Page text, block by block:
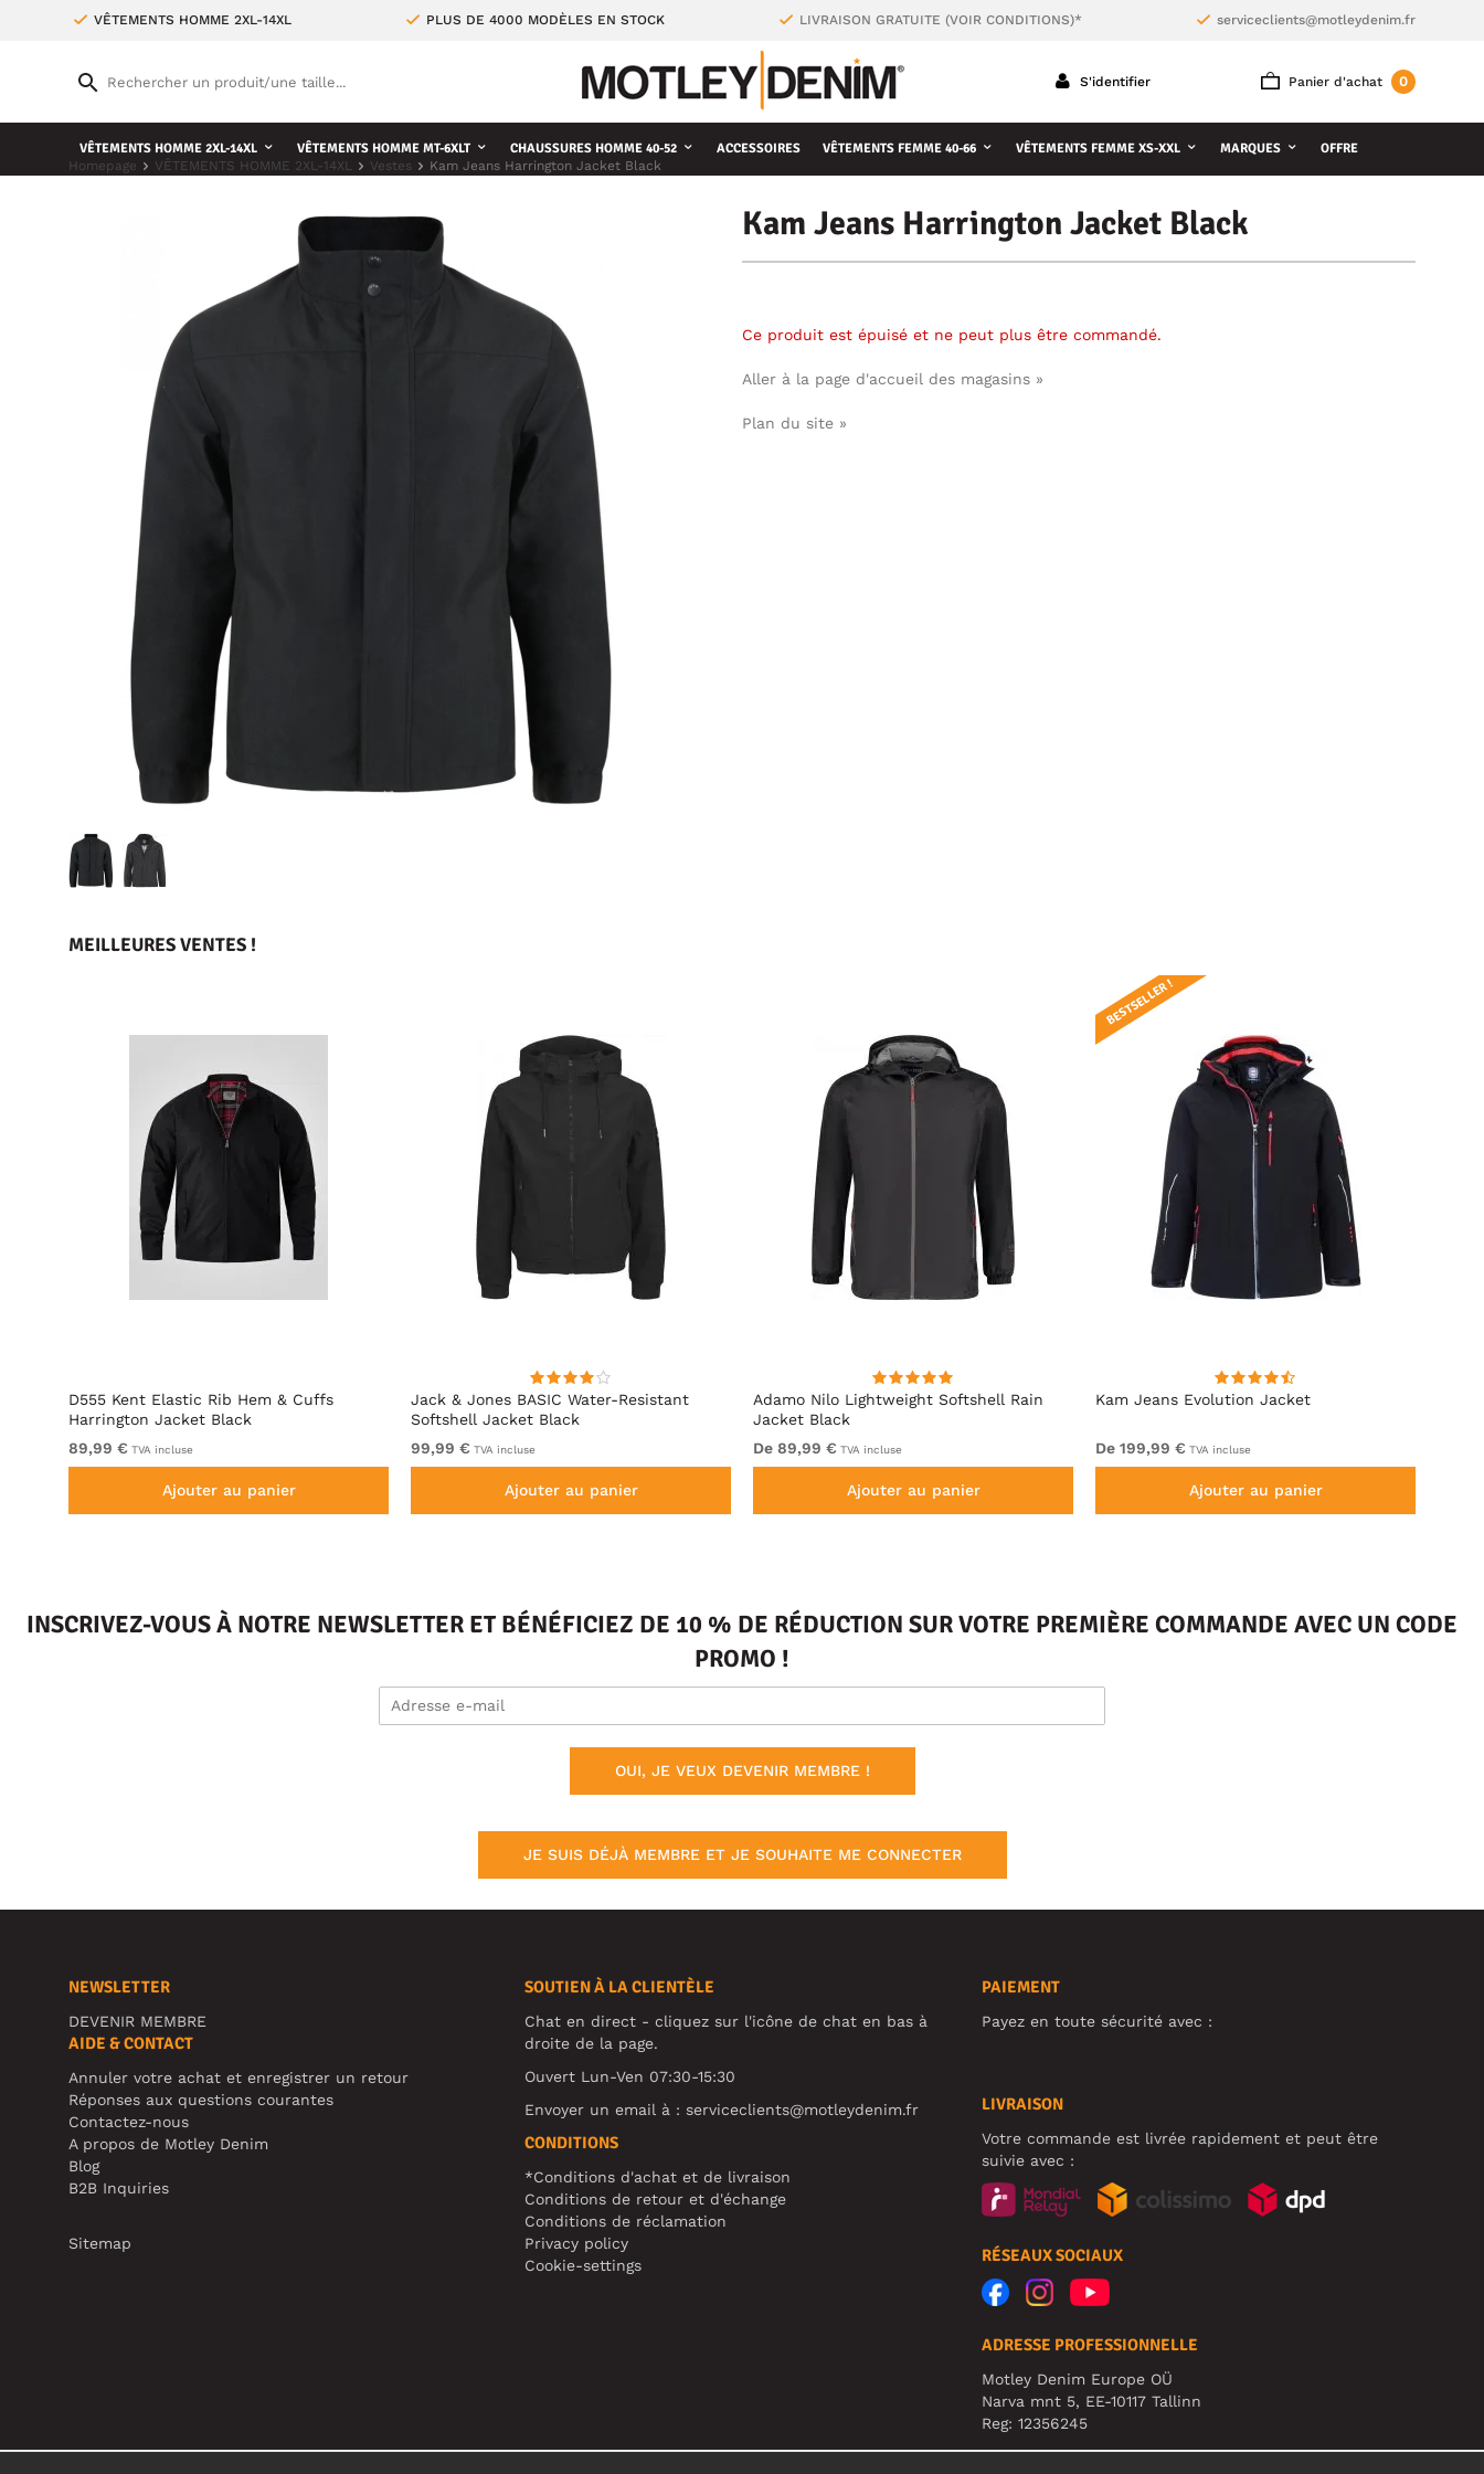
VÊTEMENTS HOMME 2XL-14XL PLUS DE 4000 MODÈLES EN STOCK LIVRAISON GRATUITE (VOIR CONDITIONS)* serviceclients@motleydenim.fr
Panier d'achat 0
S'identifier
VÊTEMENTS HOMME 2XL-14XL VÊTEMENTS HOMME MT-6XLT CHAUSSURES HOMME 40-52 ACCESSOIRES VÊTEMENTS FEMME 40-66 VÊTEMENTS FEMME XS-XXL MARQUES OFFRE
Homepage VÊTEMENTS HOMME 2XL-14XL Vestes Kam Jeans Harrington Jacket Black
Kam Jeans Harrington Jacket Black
Ce produit est épuisé et ne peut plus être commandé.
Aller à la page d'accueil des magasins »
Plan du site »
MEILLEURES VENTES !
D555 Kent Elastic Rib Hem & Cuffs
Harrington Jacket Black
89,99 € TVA incluse
Ajouter au panier
Jack & Jones BASIC Water-Resistant
Softshell Jacket Black
99,99 € TVA incluse
Ajouter au panier
Adamo Nilo Lightweight Softshell Rain
Jacket Black
De 89,99 € TVA incluse
Ajouter au panier
Kam Jeans Evolution Jacket
BESTSELLER !
De 199,99 € TVA incluse
Ajouter au panier
INSCRIVEZ-VOUS À NOTRE NEWSLETTER ET BÉNÉFICIEZ DE 10 % DE RÉDUCTION SUR VOTRE PREMIÈRE COMMANDE AVEC UN CODE
PROMO !
OUI, JE VEUX DEVENIR MEMBRE !
JE SUIS DÉJÀ MEMBRE ET JE SOUHAITE ME CONNECTER
NEWSLETTER
DEVENIR MEMBRE
AIDE & CONTACT
Annuler votre achat et enregistrer un retour
Réponses aux questions courantes
Contactez-nous
A propos de Motley Denim
Blog
B2B Inquiries
Sitemap
SOUTIEN À LA CLIENTÈLE
Chat en direct - cliquez sur l'icône de chat en bas à
droite de la page.
Ouvert Lun-Ven 07:30-15:30
Envoyer un email à :serviceclients@motleydenim.fr
CONDITIONS
*Conditions d'achat et de livraison
Conditions de retour et d'échange
Conditions de réclamation
Privacy policy
Cookie-settings
PAIEMENT
Payez en toute sécurité avec :
LIVRAISON
Votre commande est livrée rapidement et peut être
suivie avec :
RÉSEAUX SOCIAUX
ADRESSE PROFESSIONNELLE
Motley Denim Europe OÜ
Narva mnt 5, EE-10117 Tallinn
Reg: 12356245
ATTENTION ! N'envoyez pas les retours de produits à